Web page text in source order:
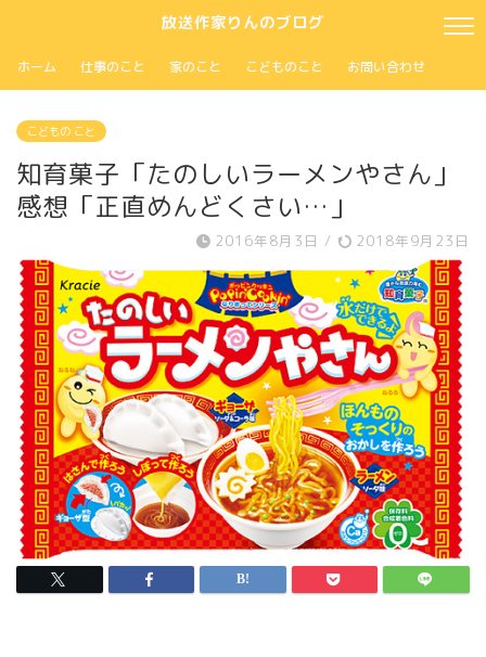
放送作家りんのブログ
ホーム 仕事のこと 家のこと こどものこと お問い合わせ
こどもの こと
知育菓子「たのしいラーメンやさん」
感想「正直めんどくさい…」
2016年8月3日 / 2018年9月23日